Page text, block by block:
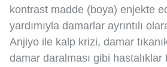
kontrast madde (boya) enjekte
yardımıyla damarlar ayrıntılı
Anjiyo ile kalp krizi, damar
damar daralması gibi hastalıklar